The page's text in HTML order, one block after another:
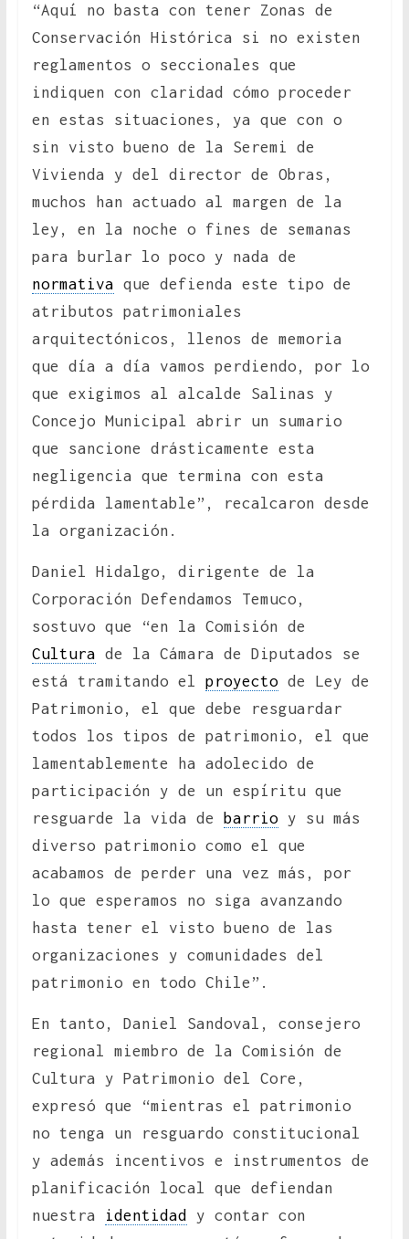
“Aquí no basta con tener Zonas de
Conservación Histórica si no existen
reglamentos o seccionales que
indiquen con claridad cómo proceder
en estas situaciones, ya que con o
sin visto bueno de la Seremi de
Vivienda y del director de Obras,
muchos han actuado al margen de la
ley, en la noche o fines de semanas
para burlar lo poco y nada de
normativa que defienda este tipo de
atributos patrimoniales
arquitectónicos, llenos de memoria
que día a día vamos perdiendo, por lo
que exigimos al alcalde Salinas y
Concejo Municipal abrir un sumario
que sancione drásticamente esta
negligencia que termina con esta
pérdida lamentable”, recalcaron desde
la organización.
Daniel Hidalgo, dirigente de la
Corporación Defendamos Temuco,
sostuvo que “en la Comisión de
Cultura de la Cámara de Diputados se
está tramitando el proyectode Ley de
Patrimonio, el que debe resguardar
todos los tipos de patrimonio, el que
lamentablemente ha adolecido de
participación y de un espíritu que
resguarde la vida de barrioy su más
diverso patrimonio como el que
acabamos de perder una vez más, por
lo que esperamos no siga avanzando
hasta tener el visto bueno de las
organizaciones y comunidades del
patrimonio en todo Chile”.
En tanto, Daniel Sandoval, consejero
regional miembro de la Comisión de
Cultura y Patrimonio del Core,
expresó que “mientras el patrimonio
no tenga un resguardo constitucional
y además incentivos e instrumentos de
planificación local que defiendan
nuestra
identidad
y contar con